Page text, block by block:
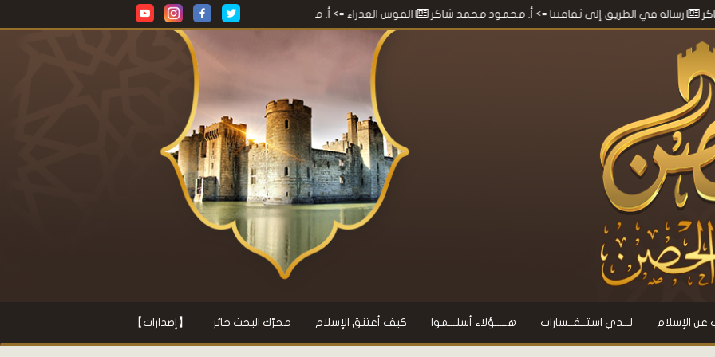
برنامج طبقات فحول الشعراء القوس العذراء=> أ. محمود محمد شاكر في الطريق إلى ثقافتنا=> أ. محمود محمد شاكر
عن الإسلام لـــدي استــفــسارات هـــــؤلاء أسلـــموا كيف أعتنق الإسلام محرّك البحث حائر 【إصدارات】